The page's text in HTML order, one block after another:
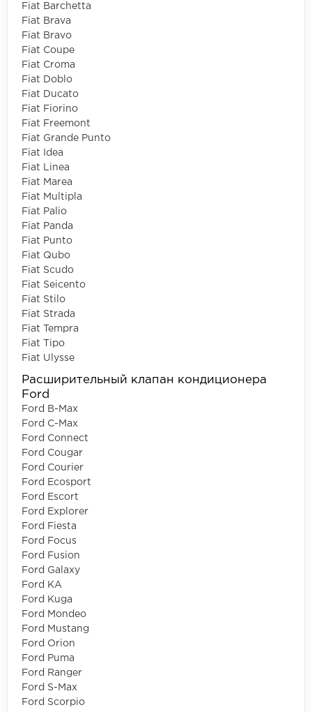
Fiat Barchetta
Fiat Brava
Fiat Bravo
Fiat Coupe
Fiat Croma
Fiat Doblo
Fiat Ducato
Fiat Fiorino
Fiat Freemont
Fiat Grande Punto
Fiat Idea
Fiat Linea
Fiat Marea
Fiat Multipla
Fiat Palio
Fiat Panda
Fiat Punto
Fiat Qubo
Fiat Scudo
Fiat Seicento
Fiat Stilo
Fiat Strada
Fiat Tempra
Fiat Tipo
Fiat Ulysse
Расширительный клапан кондиционера
Ford
Ford B-Max
Ford C-Max
Ford Connect
Ford Cougar
Ford Courier
Ford Ecosport
Ford Escort
Ford Explorer
Ford Fiesta
Ford Focus
Ford Fusion
Ford Galaxy
Ford KA
Ford Kuga
Ford Mondeo
Ford Mustang
Ford Orion
Ford Puma
Ford Ranger
Ford S-Max
Ford Scorpio